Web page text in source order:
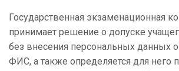
Государственная экзаменационная
принимает решение о допуске
без внесения персональных данных
ФИС, а также определяется для него